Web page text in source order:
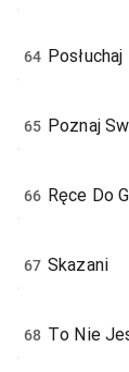
64
65 Poznaj
66 Ręce Do
67 Skazani
68 To Nie